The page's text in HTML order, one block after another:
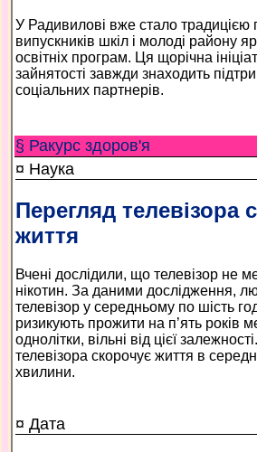
У Радивилові вже стало традицією
випускників шкіл і молоді району
освітніх програм. Ця щорічна
зайнятості завжди знаходить
соціальних партнерів.
§ Ракурс здоров'я
¤ Наука
Перегляд телевізора
життя
Вчені дослідили, що телевізор не
нікотин. За даними дослідження,
телевізор у середньому по шість
ризикують прожити на п’ять років
однолітки, вільні від цієї
телевізора скорочує життя в
хвилини.
¤ Дата